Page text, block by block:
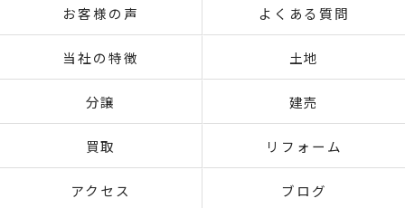
お客様の声 よくある質問
当社の特徴 土地
分譲 建売
買取 リフォーム
アクセス ブログ